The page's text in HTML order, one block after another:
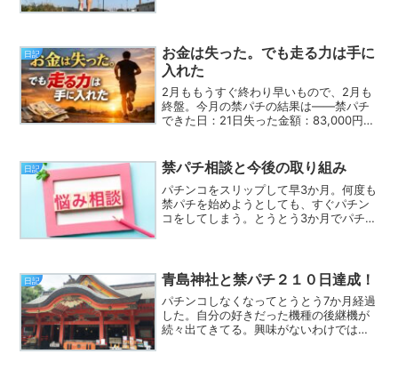
う自分がいる。正直、自...
日記
お金は失った。でも走る力は手に
入れた
2月ももうすぐ終わり早いもので、2月も
終盤。今月の禁パチの結果は――禁パチ
できた日：21日失った金額：83,000円そ
しまいました。55万円あれば…これだけ
あ...
日記 禁パチ相談と今後の取り組み
パチンコをスリップして早3か月。何度も
禁パチを始めようとしても、すぐパチン
コをしてしまう。とうとう3か月でパチン
た。心理カウンセラ...
日記 青島神社と禁パチ２１０日達成！
パチンコしなくなってとうとう7か月経過
した。自分の好きだった機種の後継機が
続々出てきてる。興味がないわけではな